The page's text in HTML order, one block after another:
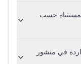
حسب
في منشور